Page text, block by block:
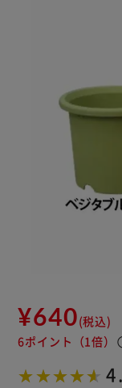
¥640(税込)
6ポイント （1倍）